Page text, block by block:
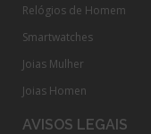
Relógios de Homem
Smartwatches
Joias Mulher
Joias Homen
AVISOS LEGAIS